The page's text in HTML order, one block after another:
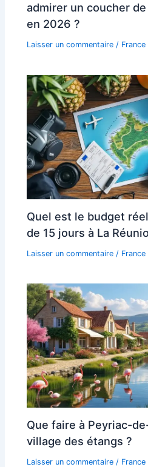
admirer un coucher
en 2026 ?
Laisser un commentaire / France
Quel est le budget
de 15 jours à La
Laisser un commentaire / France
Que faire à Peyriac-
village des étangs ?
Laisser un commentaire / France